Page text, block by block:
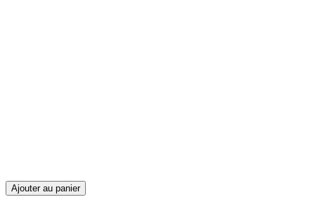
Ajouter au panier